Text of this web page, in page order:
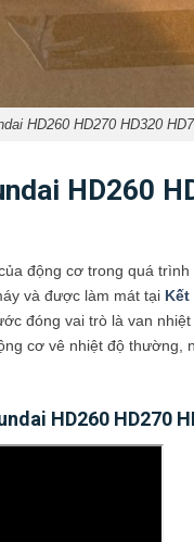
HD260 HD270 HD320
HD260
động cơ trong quá
và được làm mát tại
đóng vai trò là van
cơ vê nhiệt độ thường,
HD260 HD270